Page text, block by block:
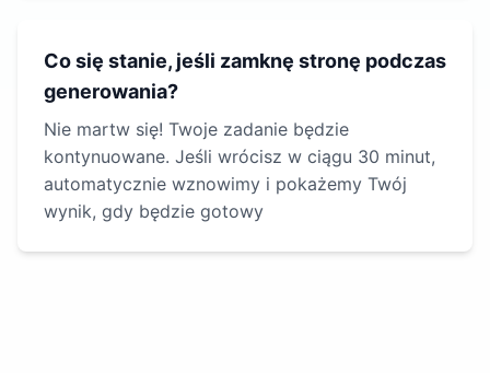
Co się stanie, jeśli zamknę stronę podczas
generowania?
Nie martw się! Twoje zadanie będzie
kontynuowane. Jeśli wrócisz w ciągu 30 minut,
automatycznie wznowimy i pokażemy Twój
wynik, gdy będzie gotowy